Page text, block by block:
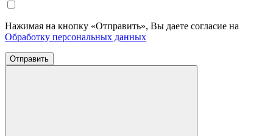
Нажимая на кнопку «Отправить», Вы даете согласие на
Обработку персональных данных
Отправить